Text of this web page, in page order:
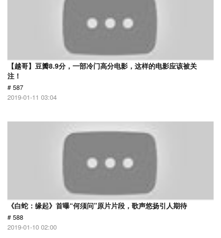
【越哥】豆瓣8.9分，一部冷门高分电影，这样的电影应该被关
注！
# 587
2019-01-11 03:04
《白蛇：缘起》首曝“何须问”原片片段，歌声悠扬引人期待
# 588
2019-01-10 02:00